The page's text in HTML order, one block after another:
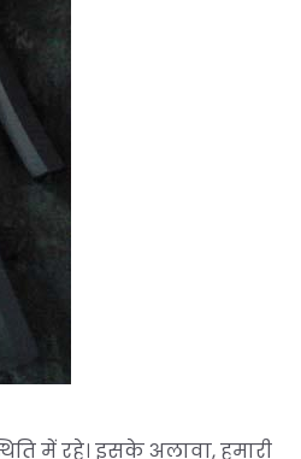
में रहे। इसके अलावा, हमारी